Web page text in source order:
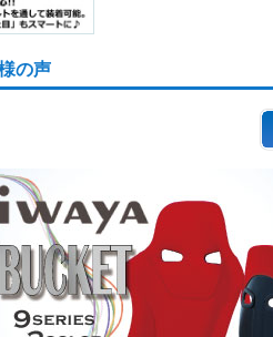
の声